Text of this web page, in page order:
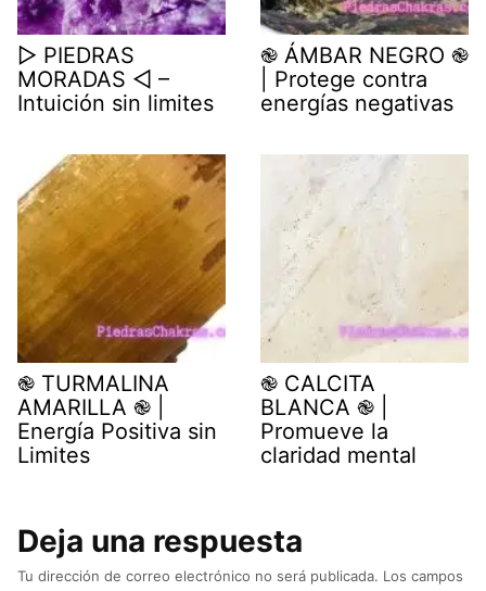
▷ PIEDRAS
MORADAS ◁ –
Intuición sin limites
֎ ÁMBAR NEGRO ֎
| Protege contra
energías negativas
֎ TURMALINA
AMARILLA ֎ |
Energía Positiva sin
Limites
֎ CALCITA
BLANCA ֎ |
Promueve la
claridad mental
Deja una respuesta
Tu dirección de correo electrónico no será publicada. Los campos